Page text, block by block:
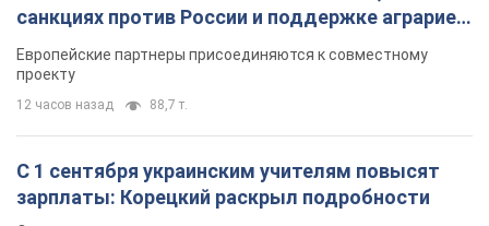
Одновременно с повышением зарплат педагогам
правительство объявило об увеличении студенческих
стипендий
8 часов назад
просьбу Зеленского о передаче Украине ракет
для Patriot